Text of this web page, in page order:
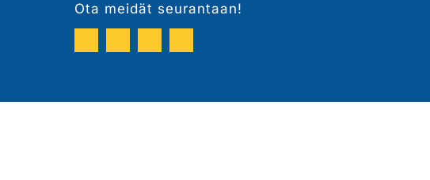
Ota meidät seurantaan!